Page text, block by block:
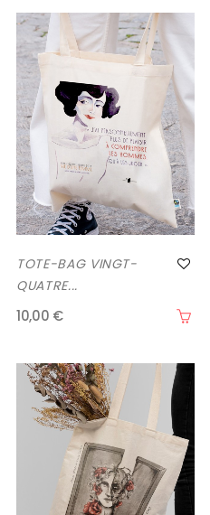
TOTE-BAG VINGT-
QUATRE...
10,00 €